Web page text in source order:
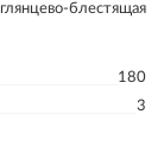
глянцево-блестящая
180
3